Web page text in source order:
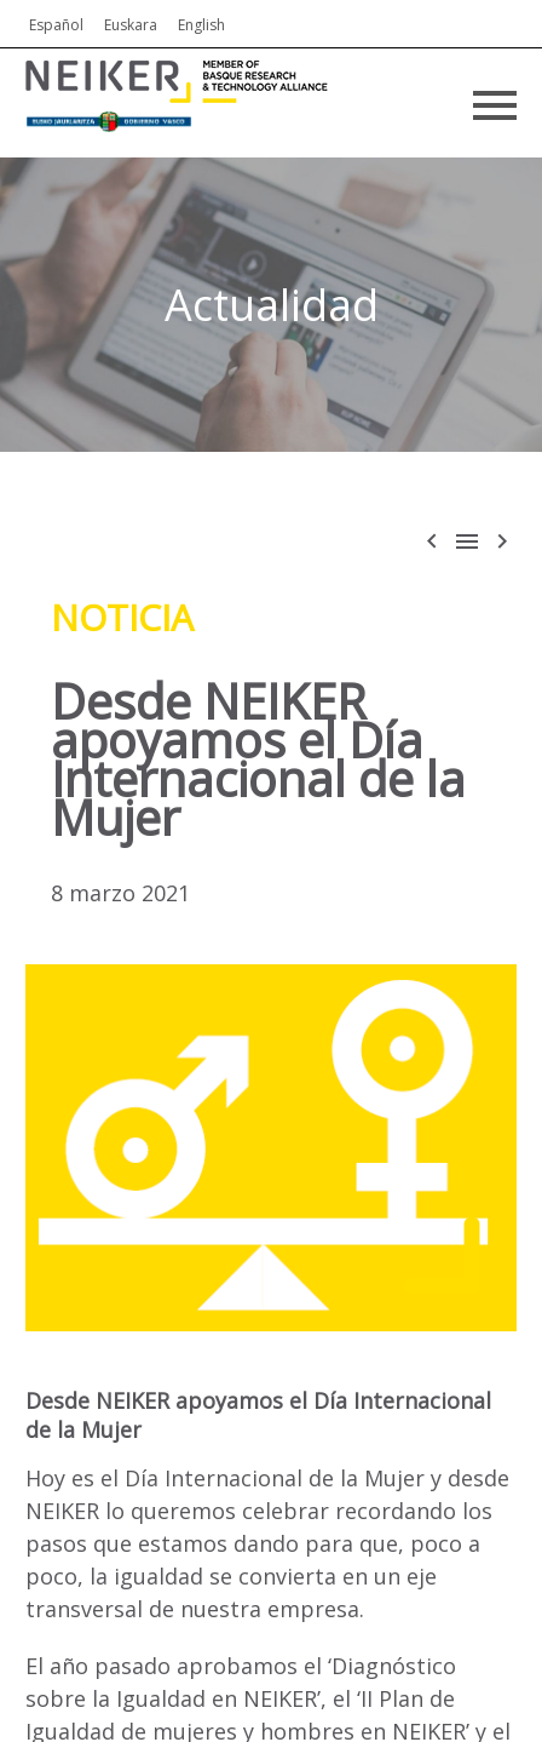
Español Euskara English
Actualidad
  
NOTICIA
Desde NEIKER
apoyamos el Día
Internacional de la
Mujer
8 marzo 2021
Desde NEIKER apoyamos el Día Internacional
de la Mujer
Hoy es el Día Internacional de la Mujer y desde
NEIKER lo queremos celebrar recordando los
pasos que estamos dando para que, poco a
poco, la igualdad se convierta en un eje
transversal de nuestra empresa.
El año pasado aprobamos el ‘Diagnóstico
sobre la Igualdad en NEIKER’, el ‘II Plan de
Igualdad de mujeres y hombres en NEIKER’ y el